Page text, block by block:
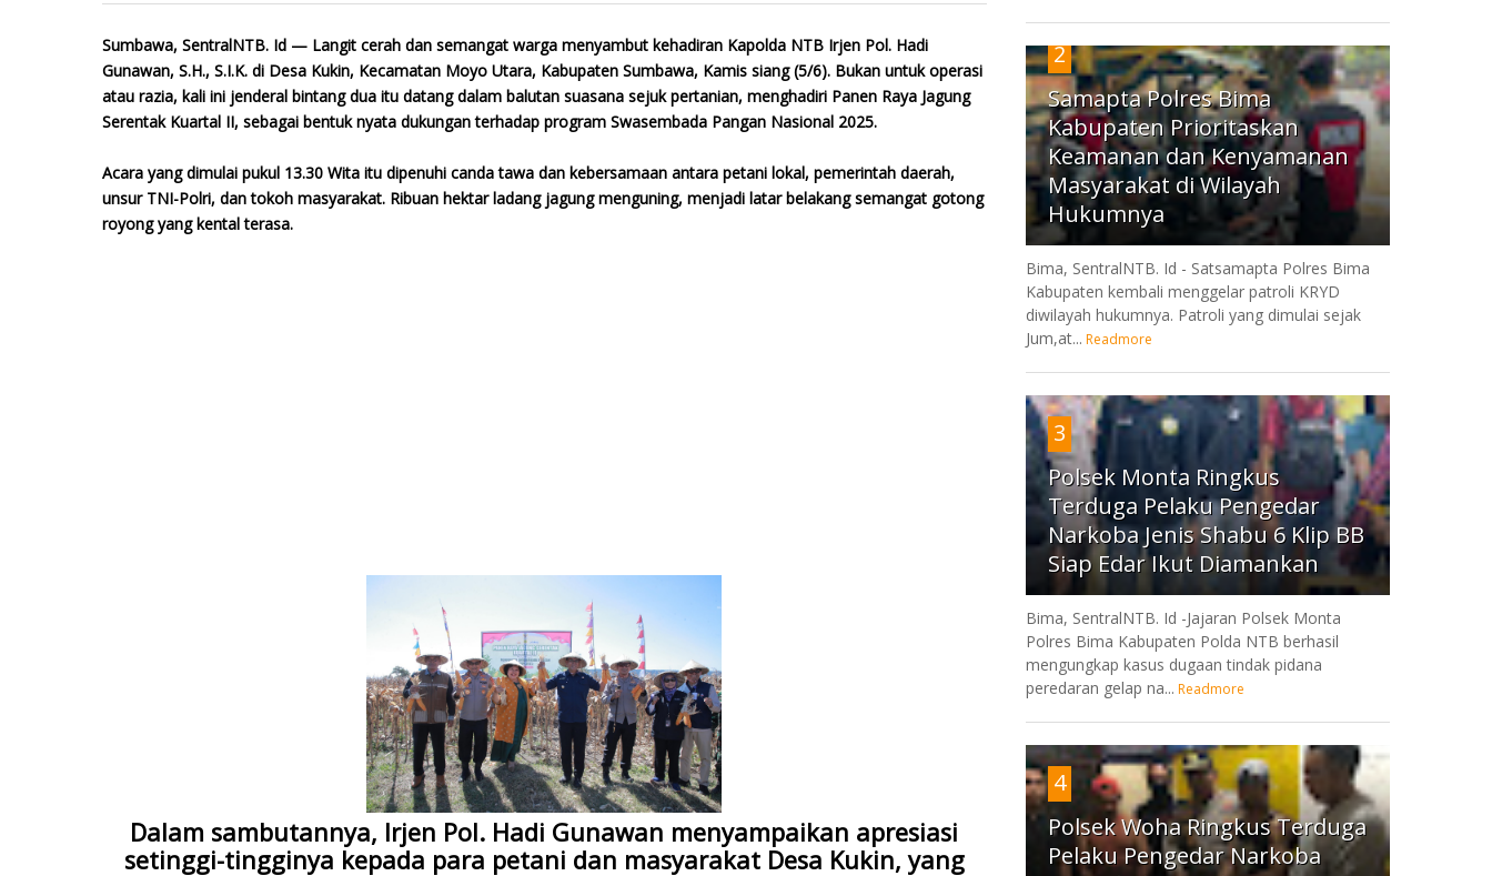
Sumbawa, SentralNTB. Id — Langit cerah dan semangat warga menyambut kehadiran Kapolda NTB Irjen Pol. Hadi
Gunawan, S.H., S.I.K. di Desa Kukin, Kecamatan Moyo Utara, Kabupaten Sumbawa, Kamis siang (5/6). Bukan untuk operasi
atau razia, kali ini jenderal bintang dua itu datang dalam balutan suasana sejuk pertanian, menghadiri Panen Raya Jagung
Serentak Kuartal II, sebagai bentuk nyata dukungan terhadap program Swasembada Pangan Nasional 2025.
Acara yang dimulai pukul 13.30 Wita itu dipenuhi canda tawa dan kebersamaan antara petani lokal, pemerintah daerah,
unsur TNI-Polri, dan tokoh masyarakat. Ribuan hektar ladang jagung menguning, menjadi latar belakang semangat gotong
royong yang kental terasa.
Dalam sambutannya, Irjen Pol. Hadi Gunawan menyampaikan apresiasi
setinggi-tingginya kepada para petani dan masyarakat Desa Kukin, yang
2
Samapta Polres Bima
Kabupaten Prioritaskan
Keamanan dan Kenyamanan
Masyarakat di Wilayah
Hukumnya
Bima, SentralNTB. Id - Satsamapta Polres Bima
Kabupaten kembali menggelar patroli KRYD
diwilayah hukumnya. Patroli yang dimulai sejak
Jum,at... Readmore
3
Polsek Monta Ringkus
Terduga Pelaku Pengedar
Narkoba Jenis Shabu 6 Klip BB
Siap Edar Ikut Diamankan
Bima, SentralNTB. Id -Jajaran Polsek Monta
Polres Bima Kabupaten Polda NTB berhasil
mengungkap kasus dugaan tindak pidana
peredaran gelap na... Readmore
4
Polsek Woha Ringkus Terduga
Pelaku Pengedar Narkoba